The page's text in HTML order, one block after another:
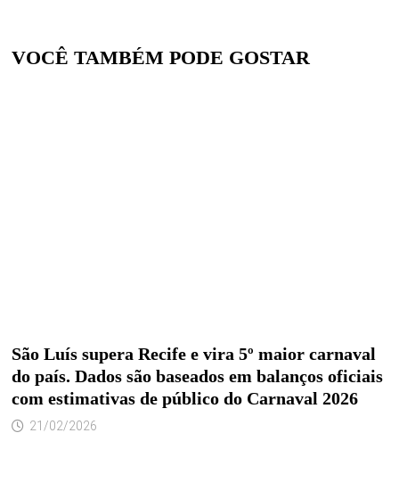
VOCÊ TAMBÉM PODE GOSTAR
São Luís supera Recife e vira 5º maior carnaval
do país. Dados são baseados em balanços oficiais
com estimativas de público do Carnaval 2026
21/02/2026